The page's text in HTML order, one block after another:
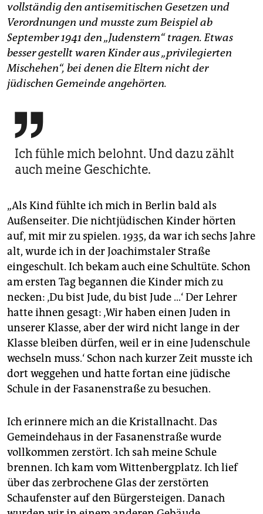
vollständig den antisemitischen Gesetzen und
Verordnungen und musste zum Beispiel ab
September 1941 den „Judenstern“ tragen. Etwas
besser gestellt waren Kinder aus „privilegierten
Mischehen“, bei denen die Eltern nicht der
jüdischen Gemeinde angehörten.

Ich fühle mich belohnt. Und dazu zählt
auch meine Geschichte.
„Als Kind fühlte ich mich in Berlin bald als
Außenseiter. Die nichtjüdischen Kinder hörten
auf, mit mir zu spielen. 1935, da war ich sechs Jahre
alt, wurde ich in der Joachimstaler Straße
eingeschult. Ich bekam auch eine Schultüte. Schon
am ersten Tag begannen die Kinder mich zu
necken: ‚Du bist Jude, du bist Jude …‘ Der Lehrer
hatte ihnen gesagt: ‚Wir haben einen Juden in
unserer Klasse, aber der wird nicht lange in der
Klasse bleiben dürfen, weil er in eine Judenschule
wechseln muss.‘ Schon nach kurzer Zeit musste ich
dort weggehen und hatte fortan eine jüdische
Schule in der Fasanenstraße zu besuchen.
Ich erinnere mich an die Kristallnacht. Das
Gemeindehaus in der Fasanenstraße wurde
vollkommen zerstört. Ich sah meine Schule
brennen. Ich kam vom Wittenbergplatz. Ich lief
über das zerbrochene Glas der zerstörten
Schaufenster auf den Bürgersteigen. Danach